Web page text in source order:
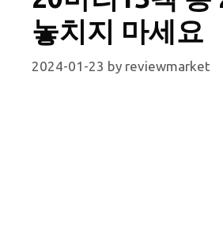
놓치지 마세요
2024-01-23 by reviewmarket